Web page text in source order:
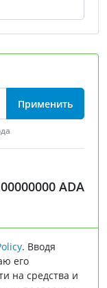
Применить
ADA
. Вводя
его
на средства и